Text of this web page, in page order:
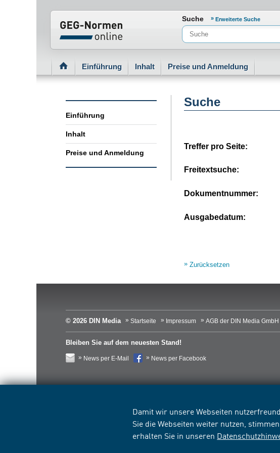
Damit wir unsere Webseiten
Sie die Webseiten weiter nutzen,
erhalten Sie in unseren
Normenportal Barrierefreiheit
Suche Erweiterte Suche
Einführung Inhalt Preise und Anmeldung
Einführung
Inhalt
Preise und Anmeldung
Suche
Treffer pro Seite:
Freitextsuche:
Dokumentnummer:
Ausgabedatum:
Zurücksetzen
© 2026 DIN Media Startseite Impressum AGB der DIN Media GmbH
Bleiben Sie auf dem neuesten Stand!
News per E-Mail News per Facebook